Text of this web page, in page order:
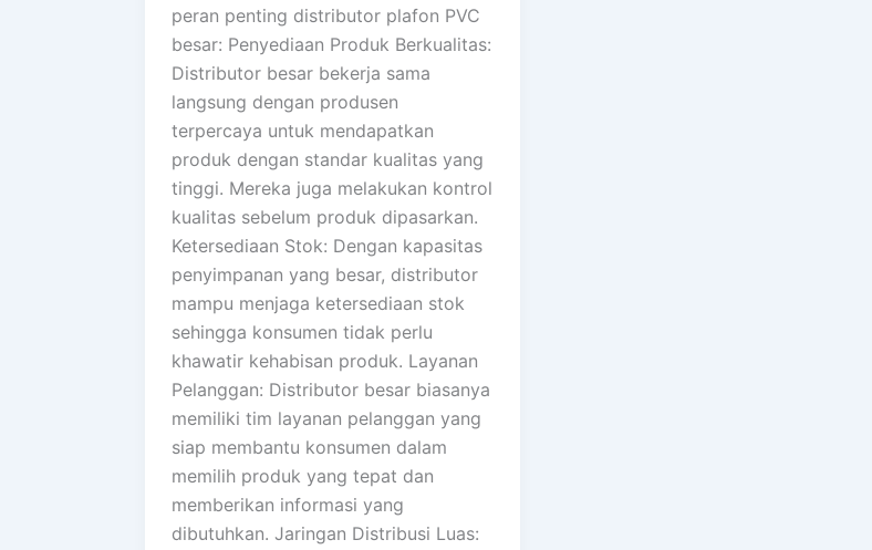
peran penting distributor plafon PVC
besar: Penyediaan Produk Berkualitas:
Distributor besar bekerja sama
langsung dengan produsen
terpercaya untuk mendapatkan
produk dengan standar kualitas yang
tinggi. Mereka juga melakukan kontrol
kualitas sebelum produk dipasarkan.
Ketersediaan Stok: Dengan kapasitas
penyimpanan yang besar, distributor
mampu menjaga ketersediaan stok
sehingga konsumen tidak perlu
khawatir kehabisan produk. Layanan
Pelanggan: Distributor besar biasanya
memiliki tim layanan pelanggan yang
siap membantu konsumen dalam
memilih produk yang tepat dan
memberikan informasi yang
dibutuhkan. Jaringan Distribusi Luas: